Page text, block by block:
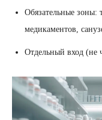
Обязательные зоны:
медикаментов,
Отдельный вход (не